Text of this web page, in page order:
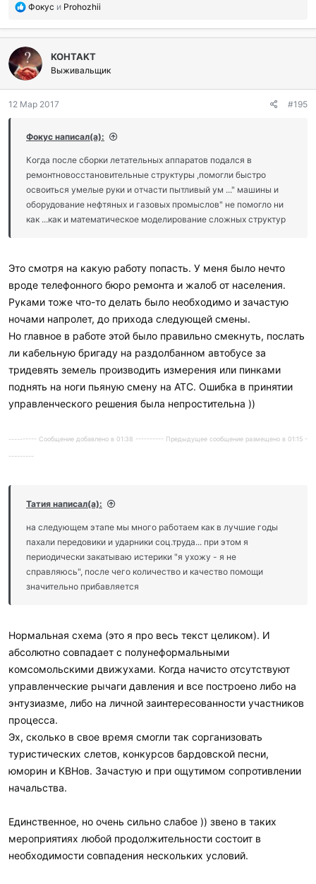
П
б
л
а
г
о
а
и
и
:
Фокус и Prohozhii
KOHTAKT
Выживальщик
12 Мар 2017 #195
Фокус написал(а):
Когда после сборки летательных аппаратов подался в
ремонтновосстановительные структуры ,помогли быстро
освоиться умелые руки и отчасти пытливый ум ..." машины и
оборудование нефтяных и газовых промыслов" не помогло ни
как ...как и математическое моделирование сложных структур
Это смотря на какую работу попасть. У меня было нечто
вроде телефонного бюро ремонта и жалоб от населения.
Руками тоже что-то делать было необходимо и зачастую
ночами напролет, до прихода следующей смены.
Но главное в работе этой было правильно смекнуть, послать
ли кабельную бригаду на раздолбанном автобусе за
тридевять земель производить измерения или пинками
поднять на ноги пьяную смену на АТС. Ошибка в принятии
управленческого решения была непростительна ))
---------- Сообщение добавлено в 01:38 ---------- Предыдущее сообщение размещено в 01:15 -
---------
Татия написал(а):
на следующем этапе мы много работаем как в лучшие годы
пахали передовики и ударники соц.труда... при этом я
периодически закатываю истерики "я ухожу - я не
справляюсь", после чего количество и качество помощи
значительно прибавляется
Нормальная схема (это я про весь текст целиком). И
абсолютно совпадает с полунеформальными
комсомольскими движухами. Когда начисто отсутствуют
управленческие рычаги давления и все построено либо на
энтузиазме, либо на личной заинтересованности участников
процесса.
Эх, сколько в свое время смогли так сорганизовать
туристических слетов, конкурсов бардовской песни,
юморин и КВНов. Зачастую и при ощутимом сопротивлении
начальства.
Единственное, но очень сильно слабое )) звено в таких
мероприятиях любой продолжительности состоит в
необходимости совпадения нескольких условий.